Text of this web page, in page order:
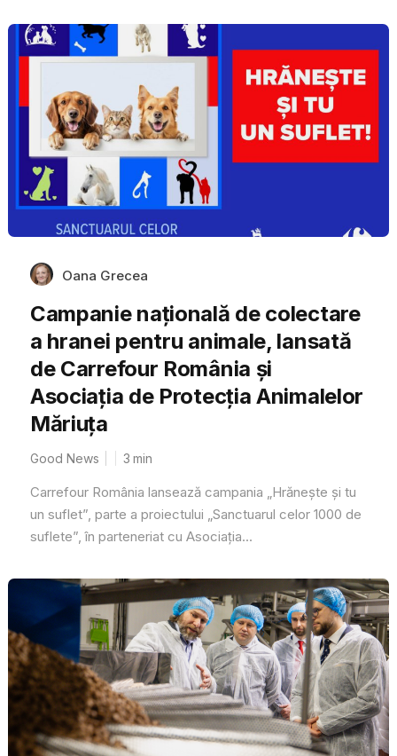
Oana Grecea
Campanie națională de colectare
a hranei pentru animale, lansată
de Carrefour România și
Asociația de Protecția Animalelor
Măriuța
Good News 3 min
Carrefour România lansează campania „Hrănește și tu
un suflet”, parte a proiectului „Sanctuarul celor 1000 de
suflete”, în parteneriat cu Asociația...